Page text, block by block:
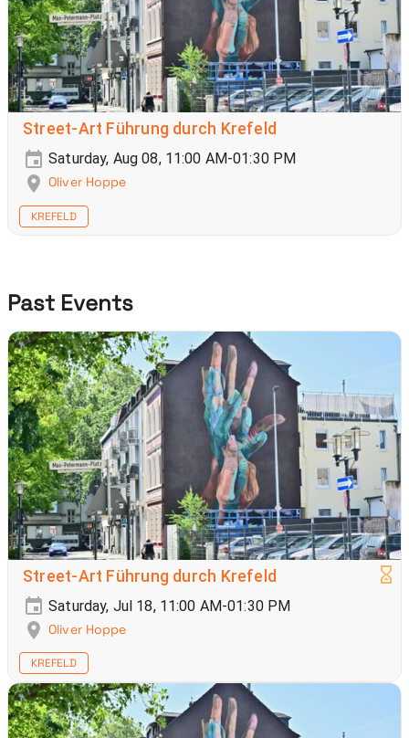
Street-Art Führung durch Krefeld
Saturday, Aug 08, 11:00 AM-01:30 PM
Oliver Hoppe
KREFELD
Past Events
Street-Art Führung durch Krefeld
Saturday, Jul 18, 11:00 AM-01:30 PM
Oliver Hoppe
KREFELD